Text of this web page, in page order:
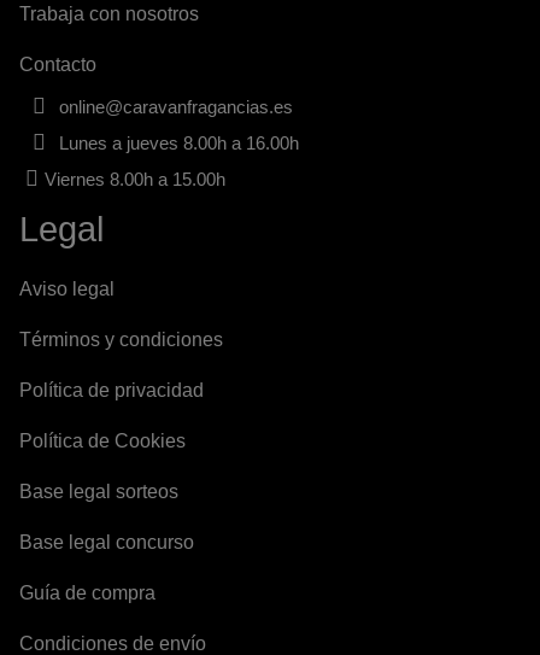
Trabaja con nosotros
Contacto
online@caravanfragancias.es
Lunes a jueves 8.00h a 16.00h
Viernes 8.00h a 15.00h
Legal
Aviso legal
Términos y condiciones
Política de privacidad
Política de Cookies
Base legal sorteos
Base legal concurso
Guía de compra
Condiciones de envío